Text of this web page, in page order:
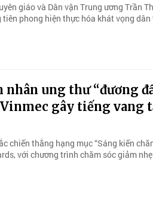
giáo và Dân vận Trung ương Trần
phong hiện thực hóa khát vọng
nhân ung thư “đương
gây tiếng vang
chiến thắng hạng mục “Sáng kiến
với chương trình chăm sóc giảm